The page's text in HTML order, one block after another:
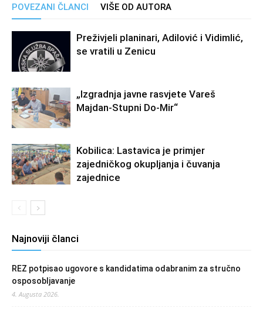
POVEZANI ČLANCI VIŠE OD AUTORA
Preživjeli planinari, Adilović i Vidimlić,
se vratili u Zenicu
„Izgradnja javne rasvjete Vareš
Majdan-Stupni Do-Mir“
Kobilica: Lastavica je primjer
zajedničkog okupljanja i čuvanja
zajednice
Najnoviji članci
REZ potpisao ugovore s kandidatima odabranim za stručno
osposobljavanje
4. Augusta 2026.